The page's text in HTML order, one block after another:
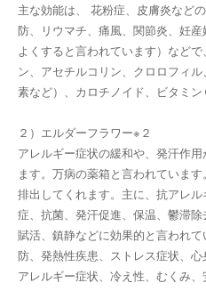
主な効能は、 花粉症、皮膚炎など
防、リウマチ、痛風、関節炎、妊
よくすると言われています）など
ン、アセチルコリン、クロロフィ
素など）、カロチノイド、ビタミン
２）エルダーフラワー※２
アレルギー症状の緩和や、発汗作
ます。万病の薬箱と言われていま
排出してくれます。主に、抗アレ
症、抗菌、発汗促進、保温、鬱滞
賦活、鎮静などに効果的と言われ
防、発熱性疾患、ストレス症状、
アレルギー症状、冷え性、むくみ、